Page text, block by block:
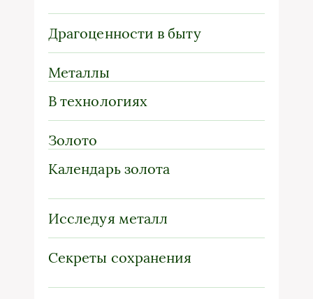
Драгоценности в быту
Металлы
В технологиях
Золото
Календарь золота
Исследуя металл
Секреты сохранения